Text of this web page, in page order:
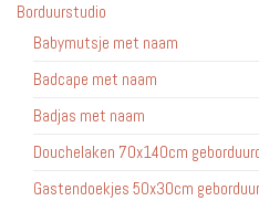
Borduurstudio
Babymutsje met naam
Badcape met naam
Badjas met naam
Douchelaken 70x140cm
Gastendoekjes 50x30cm